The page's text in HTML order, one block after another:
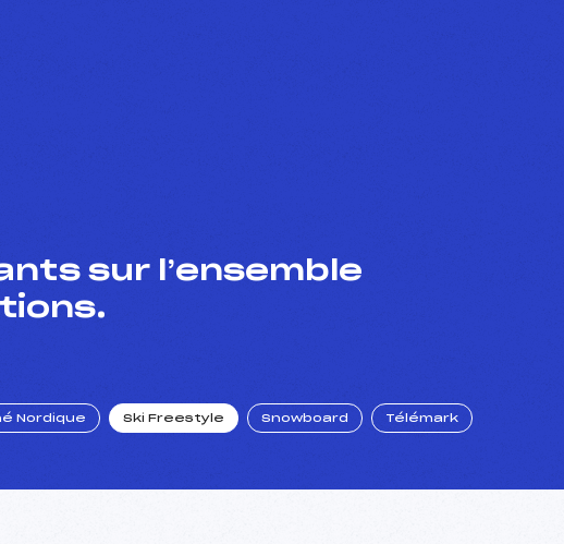
sur l’ensemble
Nordique Ski Freestyle Snowboard Télémark